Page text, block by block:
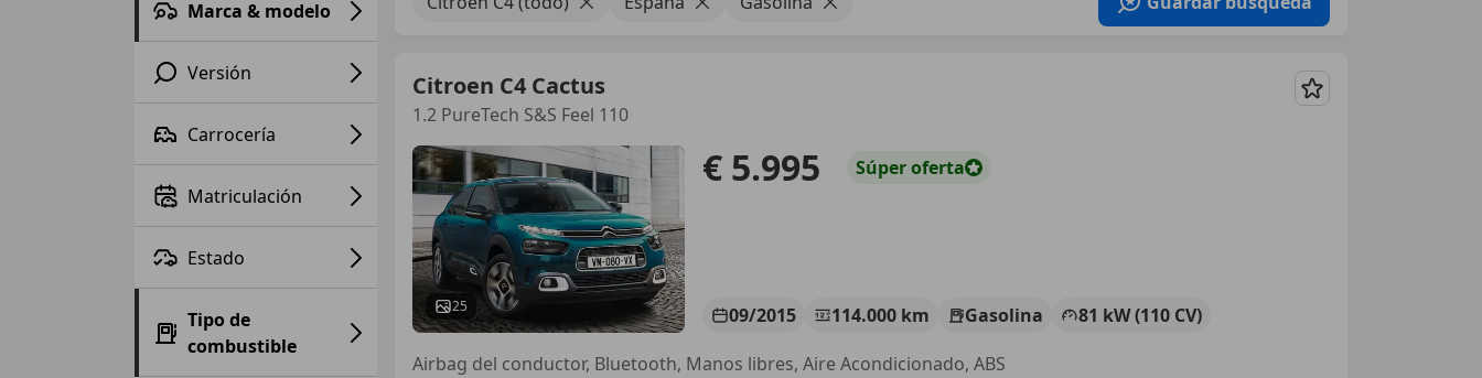
Marca & modelo
Versión
Carrocería
Matriculación
Estado
Tipo de
combustible
Citroen C4 Cactus
1.2 PureTech S&S Feel 110
Guardar
25
€ 5.995 Súperoferta
09/2015 114.000 km Gasolina
81 kW (110 CV)
Airbag del conductor, Bluetooth, Manos libres, Aire Acondicionado, ABS